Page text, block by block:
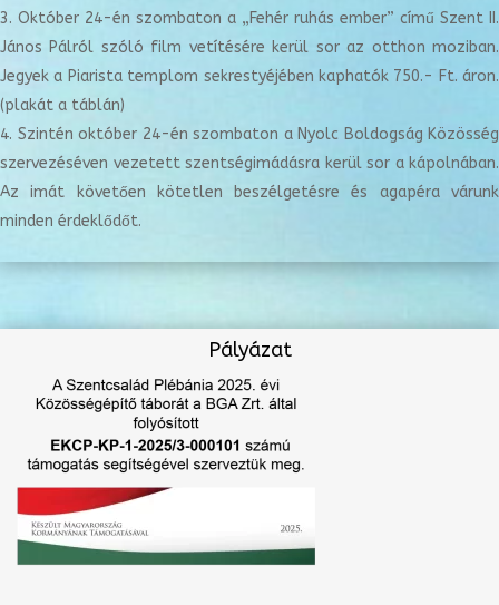
Október 24-én szombaton a „Fehér ruhás ember” című Szent II.
János Pálról szóló film vetítésére kerül sor az otthon moziban.
Jegyek a Piarista templom sekrestyéjében kaphatók 750.- Ft. áron.
(plakát a táblán)
Szintén október 24-én szombaton a Nyolc Boldogság Közösség
szervezéséven vezetett szentségimádásra kerül sor a kápolnában.
Az imát követően kötetlen beszélgetésre és agapéra várunk
minden érdeklődőt.
Pályázat